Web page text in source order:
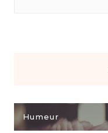
Humeur